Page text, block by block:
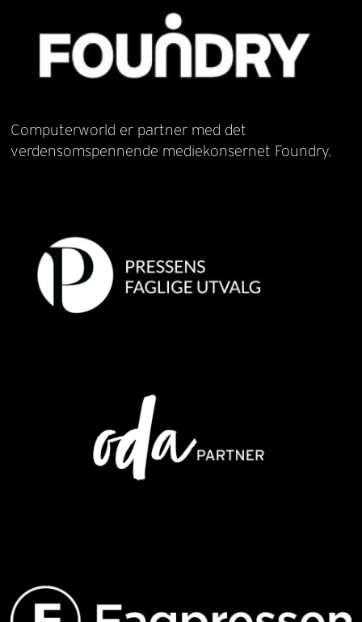
Computerworld er partner med det
verdensomspennende mediekonsernet Foundry.